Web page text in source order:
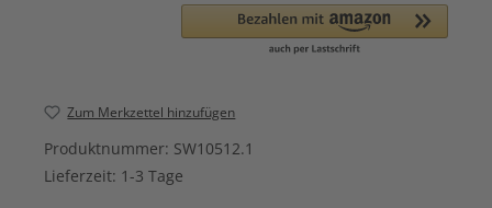
Zum Merkzettel hinzufügen
Produktnummer: SW10512.1
Lieferzeit: 1-3 Tage